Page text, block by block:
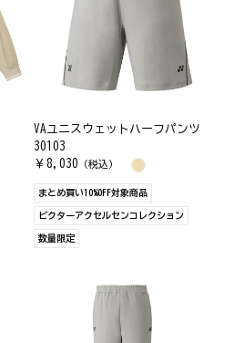
VAユニスウェットハーフパンツ
30103
￥ 8,030 （税込）
まとめ買い10%OFF対象商品
ビクターアクセルセンコレクション
数量限定